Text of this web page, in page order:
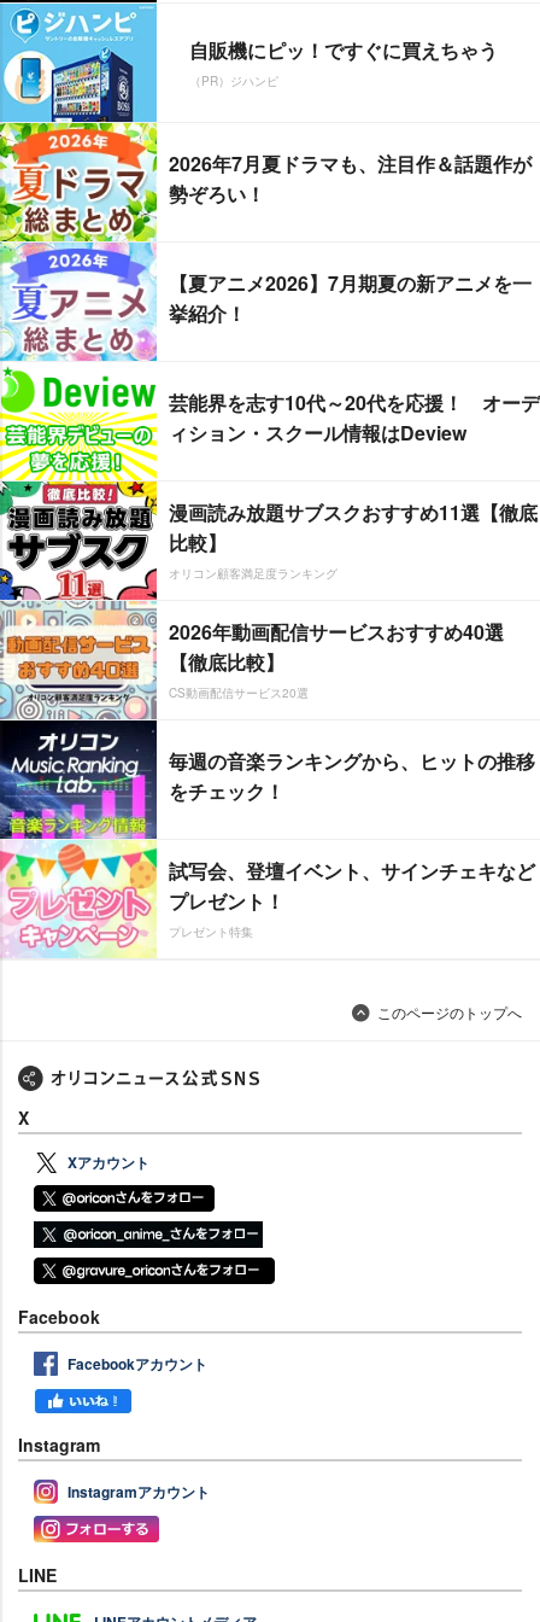
自販機にピッ！ですぐに買えちゃう
（PR）ジハンピ
2026年7月夏ドラマも、注目作＆話題作が
勢ぞろい！
【夏アニメ2026】7月期夏の新アニメを一
挙紹介！
芸能界を志す10代～20代を応援！ オーデ
ィション・スクール情報はDeview
漫画読み放題サブスクおすすめ11選【徹底
比較】
オリコン顧客満足度ランキング
2026年動画配信サービスおすすめ40選
【徹底比較】
CS動画配信サービス20選
毎週の音楽ランキングから、ヒットの推移
をチェック！
試写会、登壇イベント、サインチェキなど
プレゼント！
プレゼント特集
このページのトップへ
X
Xアカウント
Facebook
Facebookアカウント
Instagram
Instagramアカウント
LINE